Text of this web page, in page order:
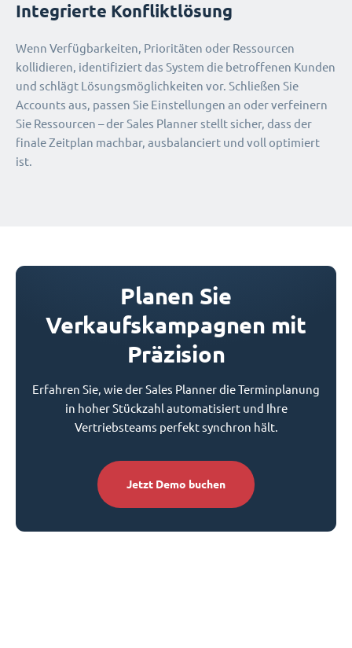
Integrierte Konfliktlösung
Wenn Verfügbarkeiten, Prioritäten oder Ressourcen
kollidieren, identifiziert das System die betroffenen Kunden
und schlägt Lösungsmöglichkeiten vor. Schließen Sie
Accounts aus, passen Sie Einstellungen an oder verfeinern
Sie Ressourcen – der Sales Planner stellt sicher, dass der
finale Zeitplan machbar, ausbalanciert und voll optimiert
ist.
Planen Sie
Verkaufskampagnen mit
Präzision
Erfahren Sie, wie der Sales Planner die Terminplanung
in hoher Stückzahl automatisiert und Ihre
Vertriebsteams perfekt synchron hält.
Jetzt Demo buchen